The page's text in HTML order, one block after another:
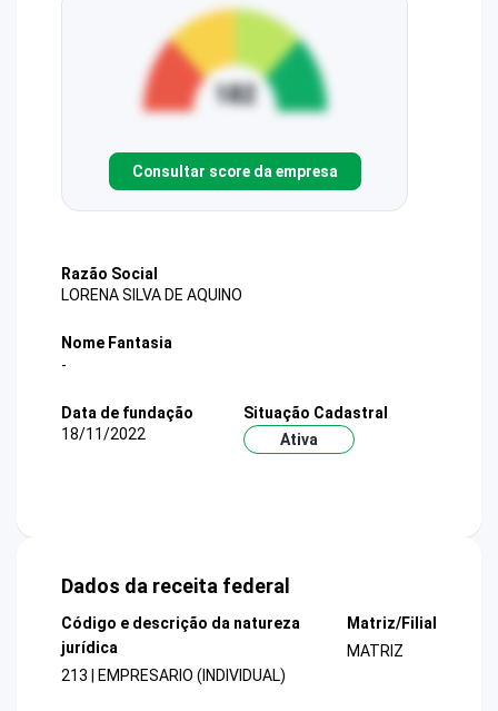
Consultar score da empresa
Razão Social
LORENA SILVA DE AQUINO
Nome Fantasia
-
Data de fundação
18/11/2022
Situação Cadastral
Ativa
Dados da receita federal
Código e descrição da natureza
jurídica
213 | EMPRESARIO (INDIVIDUAL)
Matriz/Filial
MATRIZ